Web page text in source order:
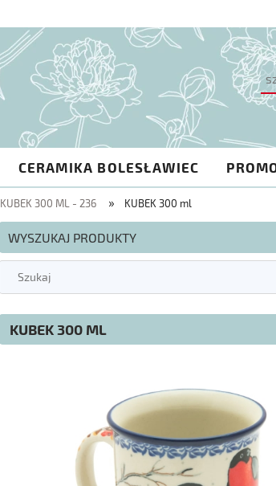
CERAMIKA BOLESŁAWIEC
KUBEK 300 ML - 236 » KUBEK 300 ml
WYSZUKAJ PRODUKTY
KUBEK 300 ML